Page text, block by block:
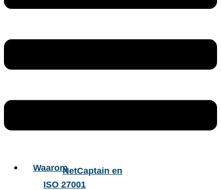
WaaromNetCaptain en
ISO 27001